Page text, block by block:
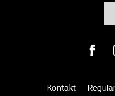
Visit
Kontakt